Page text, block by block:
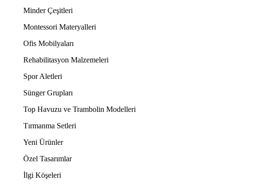
Minder Çeşitleri
Montessori Materyalleri
Ofis Mobilyaları
Rehabilitasyon Malzemeleri
Spor Aletleri
Sünger Grupları
Top Havuzu ve Trambolin Modelleri
Tırmanma Setleri
Yeni Ürünler
Özel Tasarımlar
İlgi Köşeleri